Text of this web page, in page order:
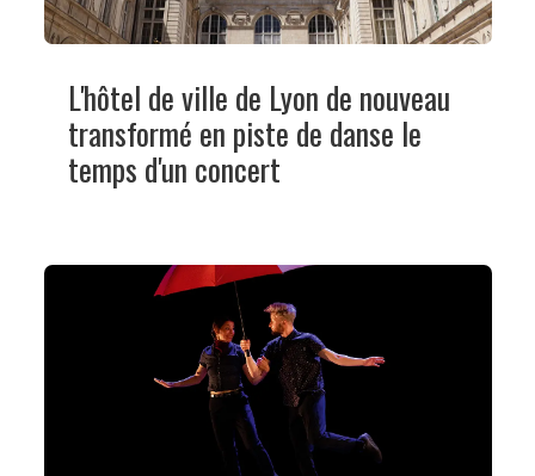
L'hôtel de ville de Lyon de nouveau
transformé en piste de danse le
temps d'un concert